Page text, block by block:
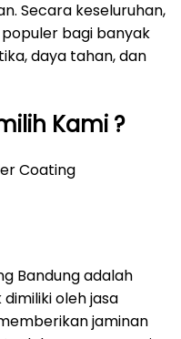
Secara keseluruhan,
bagi banyak
daya tahan, dan
Kami ?
Bandung adalah
oleh jasa
jaminan